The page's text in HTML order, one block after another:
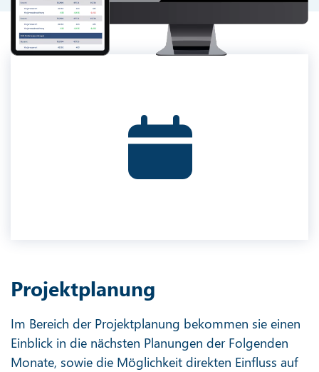
Projektplanung
Im Bereich der Projektplanung bekommen sie einen
Einblick in die nächsten Planungen der Folgenden
Monate, sowie die Möglichkeit direkten Einfluss auf